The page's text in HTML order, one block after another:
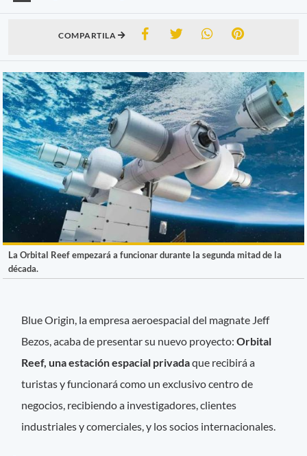
COMPARTILA
La Orbital Reef empezará a funcionar durante la segunda mitad de la
década.
Blue Origin, la empresa aeroespacial del magnate Jeff
Bezos, acaba de presentar su nuevo proyecto: Orbital
Reef, una estación espacial privadaque recibirá a
turistas y funcionará como un exclusivo centro de
negocios, recibiendo a investigadores, clientes
industriales y comerciales, y los socios internacionales.